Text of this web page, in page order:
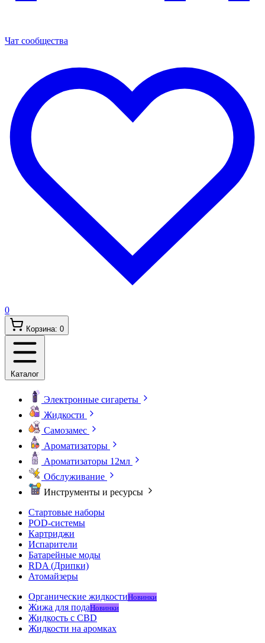
Чат сообщества
0
Корзина: 0
Каталог
Электронные сигареты
Жидкости
Самозамес
Ароматизаторы
Ароматизаторы 12мл
Обслуживание
Инструменты и ресурсы
Стартовые наборы
POD-системы
Картриджи
Испарители
Батарейные моды
RDA (Дрипки)
Атомайзеры
Органические жидкостиНовинки
Жижа для подаНовинки
Жидкость с CBD
Жидкости на аромках